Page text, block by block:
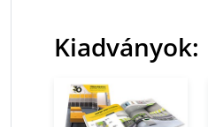
Kiadványok: